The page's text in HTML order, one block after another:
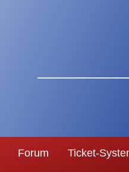
Forum Ticket-